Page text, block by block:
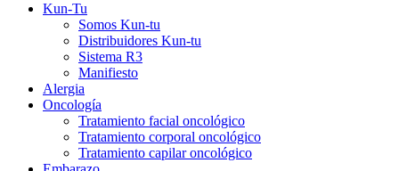
Kun-Tu
Somos Kun-tu
Distribuidores Kun-tu
Sistema R3
Manifiesto
Alergia
Oncología
Tratamiento facial oncológico
Tratamiento corporal oncológico
Tratamiento capilar oncológico